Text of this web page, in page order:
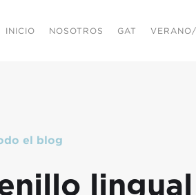
INICIO NOSOTROS GAT
el blog